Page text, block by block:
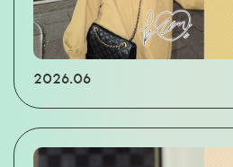
2026.06